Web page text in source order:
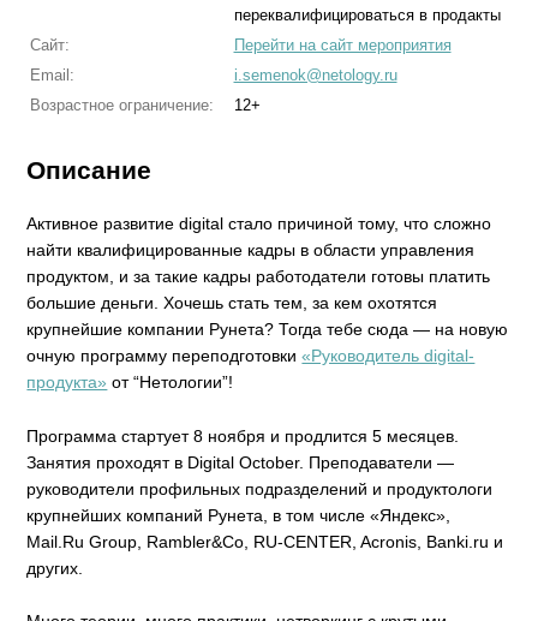
переквалифицироваться в продакты
Сайт:
Перейти на сайт мероприятия
Email:
i.semenok@netology.ru
Возрастное ограничение:
12+
Описание
Активное развитие digital стало причиной тому, что сложно
найти квалифицированные кадры в области управления
продуктом, и за такие кадры работодатели готовы платить
большие деньги. Хочешь стать тем, за кем охотятся
крупнейшие компании Рунета? Тогда тебе сюда — на новую
очную программу переподготовки«Руководитель digital-
продукта» от “Нетологии”!
Программа стартует 8 ноября и продлится 5 месяцев.
Занятия проходят в Digital October. Преподаватели —
руководители профильных подразделений и продуктологи
крупнейших компаний Рунета, в том числе «Яндекс»,
Mail.Ru Group, Rambler&Co, RU-CENTER, Acronis, Banki.ru и
других.